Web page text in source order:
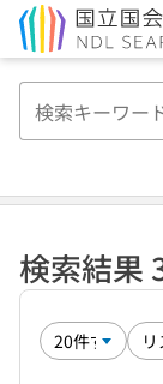
検索結果